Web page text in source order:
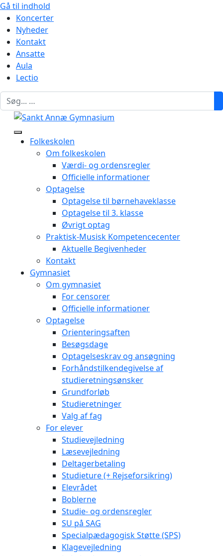
Gå til indhold
Koncerter
Nyheder
Kontakt
Ansatte
Aula
Lectio
Folkeskolen
Om folkeskolen
Værdi- og ordensregler
Officielle informationer
Optagelse
Optagelse til børnehaveklasse
Optagelse til 3. klasse
Øvrigt optag
Praktisk-Musisk Kompetencecenter
Aktuelle Begivenheder
Kontakt
Gymnasiet
Om gymnasiet
For censorer
Officielle informationer
Optagelse
Orienteringsaften
Besøgsdage
Optagelseskrav og ansøgning
Forhåndstilkendegivelse af
studieretningsønsker
Grundforløb
Studieretninger
Valg af fag
For elever
Studievejledning
Læsevejledning
Deltagerbetaling
Studieture (+ Rejseforsikring)
Elevrådet
Boblerne
Studie- og ordensregler
SU på SAG
Specialpædagogisk Støtte (SPS)
Klagevejledning